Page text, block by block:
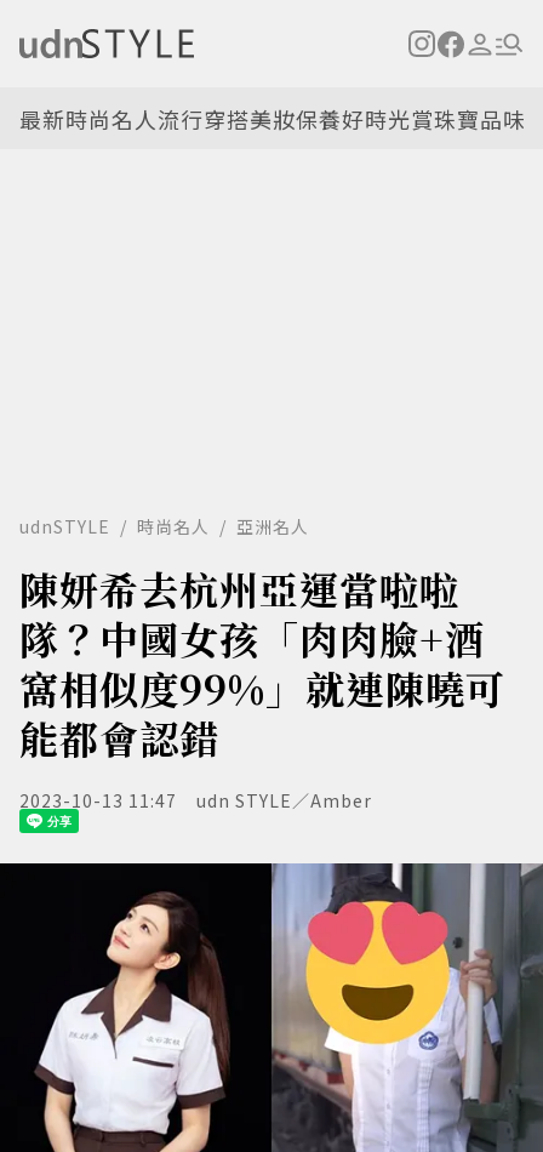
最新時尚名人流行穿搭美妝保養好時光賞珠寶品味
udnSTYLE 時尚名人 亞洲名人
陳妍希去杭州亞運當啦啦
隊？中國女孩「肉肉臉+酒
窩相似度99%」就連陳曉可
能都會認錯
2023-10-13 11:47 udn STYLE／Amber